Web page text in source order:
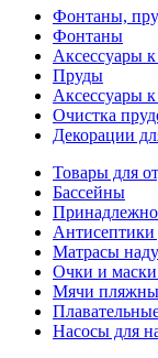
Фонтаны,
Фонтаны
Аксессуары
Пруды
Аксессуары
Очистка
Декорации
Товары для
Бассейны
Антисептики
Матраcы
Очки и маски
Мячи
Насосы для